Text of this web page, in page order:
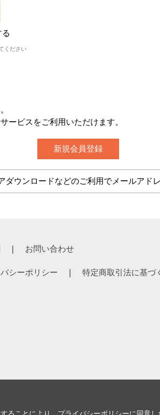
ください
ービスをご利用いただけます。
ウンロードなどのご利用でメールアド
お問い合わせ
シーポリシー 特定商取引法に基づ